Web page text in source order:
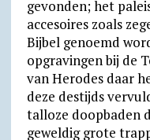
gevonden; het
accesoires zoals
Bijbel genoemd
opgravingen bij de
van Herodes daar
deze destijds
talloze doopbaden
geweldig grote